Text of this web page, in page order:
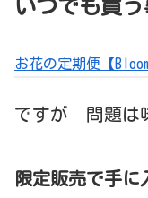
いつでも買う
お花の定期便【
ですが 問題は
限定販売で手に